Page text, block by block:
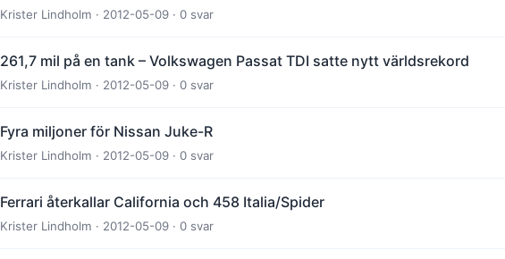
Krister Lindholm · 2012-05-09 · 0 svar
261,7 mil på en tank – Volkswagen Passat TDI satte nytt världsrekord
Krister Lindholm · 2012-05-09 · 0 svar
Fyra miljoner för Nissan Juke-R
Krister Lindholm · 2012-05-09 · 0 svar
Ferrari återkallar California och 458 Italia/Spider
Krister Lindholm · 2012-05-09 · 0 svar